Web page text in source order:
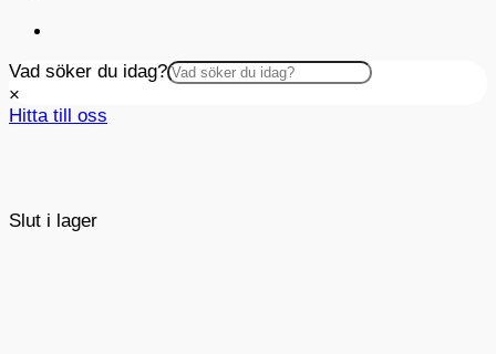
Slut i lager
Vad söker du idag?
×
Hitta till oss